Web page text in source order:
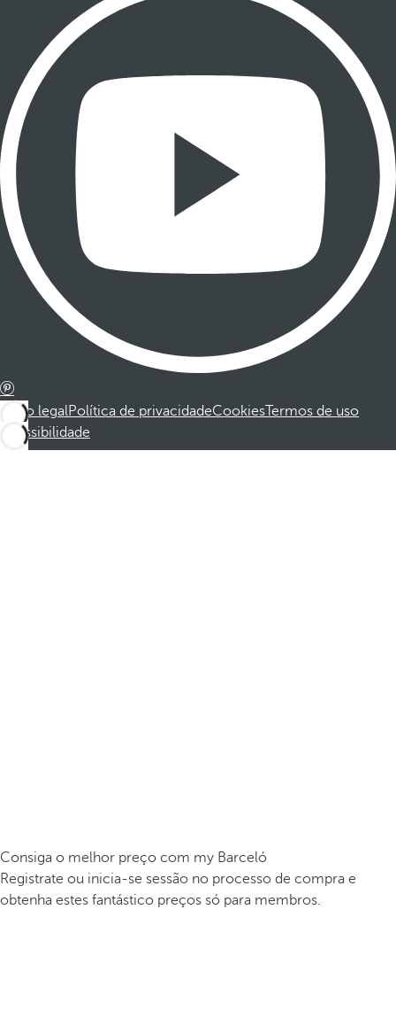
Aviso legalPolítica de privacidadeCookiesTermos de uso
Acessibilidade
Consiga o melhor preço com my Barceló
Registrate ou inicia-se sessão no processo de compra e
obtenha estes fantástico preços só para membros.